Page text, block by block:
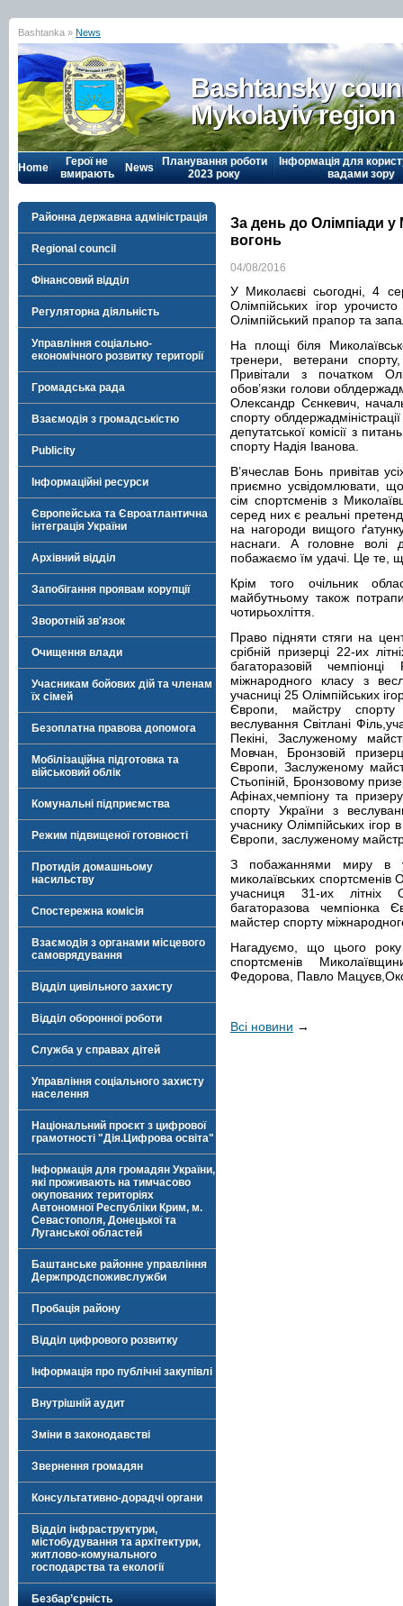
Bashtanka » News
Bashtansky
Mykolayiv region
Home
Герої не
вмирають
News
Планування роботи
2023 року
Інформація для
вадами зору
Районна державна адміністрація
Regional council
Фінансовий відділ
Регуляторна діяльність
Управління соціально-
економічного розвитку території
Громадська рада
Взаємодія з громадськістю
Publicity
Інформаційні ресурси
Європейська та Євроатлантична
інтеграція України
Архівний відділ
Запобігання проявам корупції
Зворотній зв'язок
Очищення влади
Учасникам бойових дій та членам
їх сімей
Безоплатна правова допомога
Мобілізаційна підготовка та
військовий облік
Комунальні підприємства
Режим підвищеної готовності
Протидія домашньому
насильству
Спостережна комісія
Взаємодія з органами місцевого
самоврядування
Відділ цивільного захисту
Відділ оборонної роботи
Служба у справах дітей
Управління соціального захисту
населення
Національний проєкт з цифрової
грамотності "Дія.Цифрова освіта"
Інформація для громадян України,
які проживають на тимчасово
окупованих територіях
Автономної Республіки Крим, м.
Севастополя, Донецької та
Луганської областей
Баштанське районне управління
Держпродспоживслужби
Пробація району
Відділ цифрового розвитку
Інформація про публічні закупівлі
Внутрішній аудит
Зміни в законодавстві
Звернення громадян
Консультативно-дорадчі органи
Відділ інфраструктури,
містобудування та архітектури,
житлово-комунального
господарства та екології
Безбар’єрність
За день до Олімпіади у
вогонь
04/08/2016
У Миколаєві сьогодні, 4
Олімпійських ігор
Олімпійський прапор та
На площі біля
тренери, ветерани
Привітали з початком
обов’язки голови
Олександр Сєнкевич,
спорту
депутатської комісії з
спорту Надія Іванова.
В’ячеслав Бонь привітав
приємно усвідомлювати, що
сім спортсменів з
серед них є реальні
на нагороди вищого
наснаги. А головне волі
побажаємо їм удачі. Це те,
Крім того очільник
майбутньому також
чотирьохліття.
Право підняти стяги на
срібній призерці 22-их
багаторазовій
міжнародного класу з
учасниці 25 Олімпійських
Європи, майстру спорту
веслування Світлані
Пекіні, Заслуженому
Мовчан, Бронзовій
Європи, Заслуженому
Стьопіній, Бронзовому
Афінах,чемпіону та
спорту України з
учаснику Олімпійських ігор
Європи, заслуженому
З побажаннями миру в
миколаївських спортсменів
учасниця 31-их літніх
багаторазова чемпіонка
майстер спорту
Нагадуємо, що цього року
спортсменів
Федорова, Павло
Всі новини →